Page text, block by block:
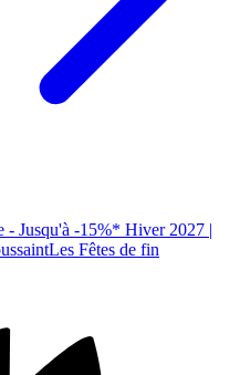
- Jusqu'à -15%* Hiver 2027 |
Les Fêtes de fin